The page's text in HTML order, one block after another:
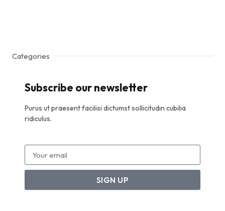
Categories
Subscribe our newsletter
Purus ut praesent facilisi dictumst sollicitudin cubilia
ridiculus.
SIGN UP